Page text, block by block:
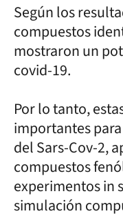
Según los
compuestos
mostraron un
covid-19.
Por lo tanto,
importantes
del Sars-Cov-2,
compuestos
experimentos in
simulación